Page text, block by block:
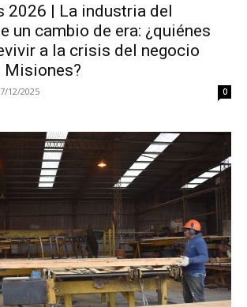
2026 | La industria del
un cambio de era: ¿quiénes
a la crisis del negocio
Misiones?
12/2025 0